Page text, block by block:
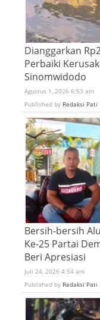
Dianggarkan
Perbaiki
Sinomwidodo
Agustus 1, 2026 6:53 am
Published by Redaksi Pati
Bersih-bersih
Ke-25 Partai
Beri Apresiasi
Juli 24, 2026 4:54 am
Published by Redaksi Pati